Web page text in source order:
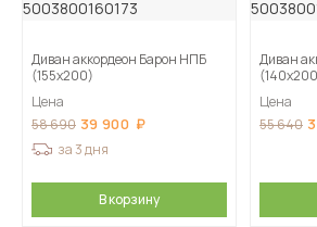
Диван аккордеон Барон НПБ
(155х200)
Цена
58 690 39 900
за 3 дня
В корзину
Диван
Цена
55 640